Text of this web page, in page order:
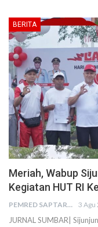
BERITA
Meriah, Wabup
Kegiatan HUT RI
PEMRED SAPTARIUS 3 Agu
JURNAL SUMBAR|